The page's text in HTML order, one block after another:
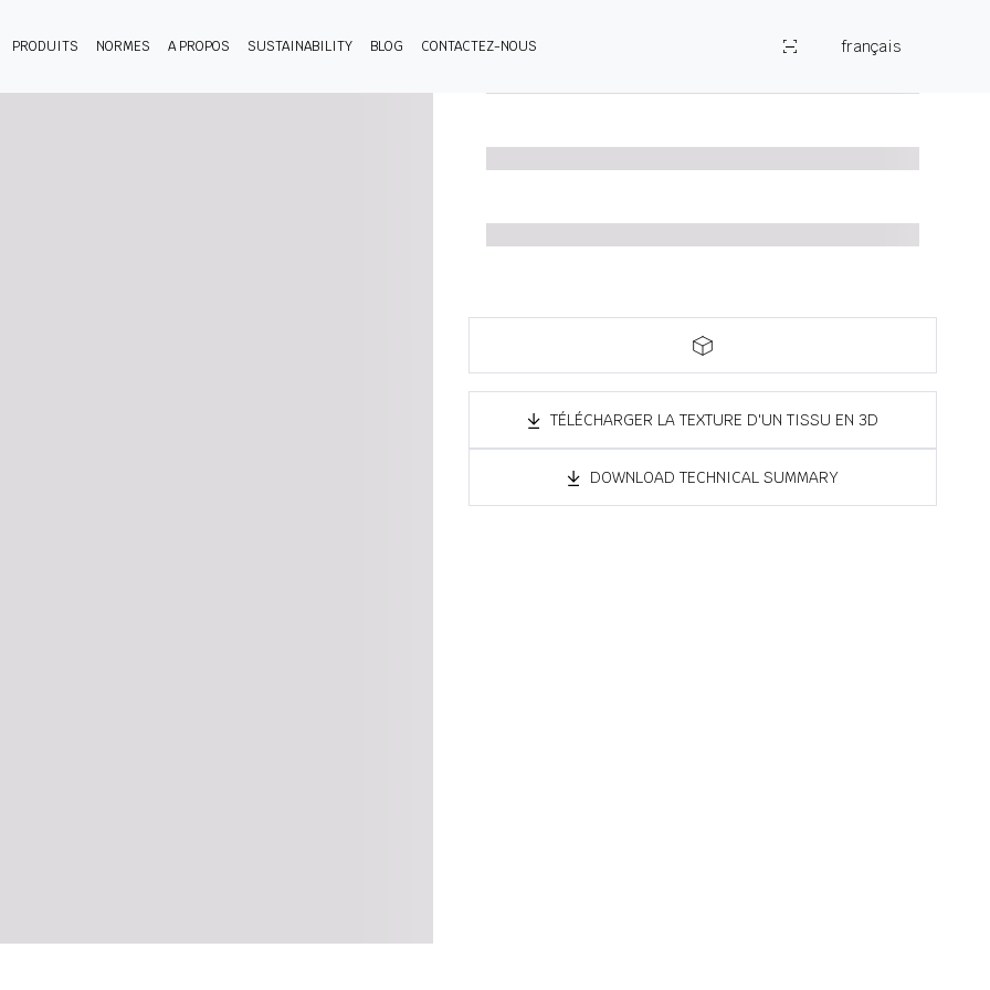
PRODUITS NORMES A PROPOS SUSTAINABILITY BLOG CONTACTEZ-NOUS français
TÉLÉCHARGER LA TEXTURE D'UN TISSU EN 3D
DOWNLOAD TECHNICAL SUMMARY